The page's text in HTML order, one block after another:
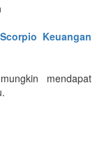
Keuangan
mendapat